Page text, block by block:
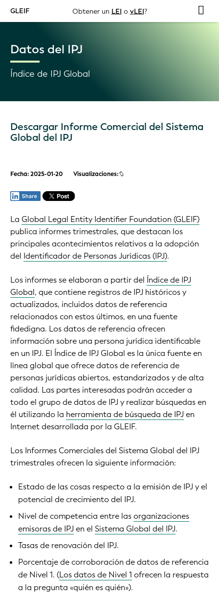
GLEIF Obtener un LEI o vLEI?
Datos del IPJ
Índice de IPJ Global
Descargar Informe Comercial del Sistema
Global del IPJ
Fecha: 2025-01-20 Visualizaciones:
La Global Legal Entity Identifier Foundation (GLEIF)
publica informes trimestrales, que destacan los
principales acontecimientos relativos a la adopción
del Identificador de Personas Jurídicas (IPJ).
Los informes se elaboran a partir del Índice de IPJ
Global, que contiene registros de IPJ históricos y
actualizados, incluidos datos de referencia
relacionados con estos últimos, en una fuente
fidedigna. Los datos de referencia ofrecen
información sobre una persona jurídica identificable
en un IPJ. El Índice de IPJ Global es la única fuente en
línea global que ofrece datos de referencia de
personas jurídicas abiertos, estandarizados y de alta
calidad. Las partes interesadas podrán acceder a
todo el grupo de datos de IPJ y realizar búsquedas en
él utilizando la herramienta de búsqueda de IPJ en
Internet desarrollada por la GLEIF.
Los Informes Comerciales del Sistema Global del IPJ
trimestrales ofrecen la siguiente información:
Estado de las cosas respecto a la emisión de IPJ y el
potencial de crecimiento del IPJ.
Nivel de competencia entre lasorganizaciones
emisoras de IPJ en el Sistema Global del IPJ.
Tasas de renovación del IPJ.
Porcentaje de corroboración de datos de referencia
de Nivel 1. (Los datos de Nivel 1 ofrecen la respuesta
a la pregunta «quién es quién»).